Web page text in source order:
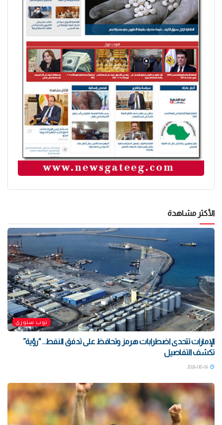
الأكثر مشاهدة
توب ستوري
الإمارات تتحدى اضطرابات هرمز وتحافظ على تدفق النفط.. “رؤية”
تكشف التفاصيل